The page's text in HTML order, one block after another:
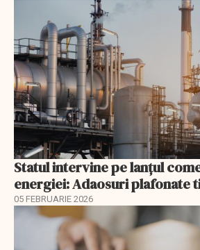
Statul intervine pe lanțul
energiei: Adaosuri plafonate
05 FEBRUARIE 2026